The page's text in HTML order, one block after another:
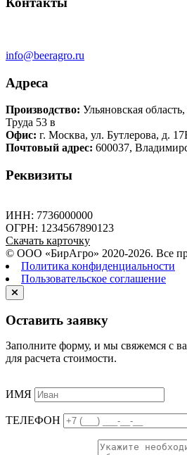
info@beeragro.ru
Адреса
Производство: Ульяновская
Труда 53 в
Офис: г. Москва, ул. Бутлерова, д.
Почтовый адрес: 600037,
Реквизиты
ИНН: 7736000000
ОГРН: 1234567890123
Скачать карточку
© ООО «БирАгро» 2020-2026. Все
Политика конфиденциальности
Пользовательское соглашение
Оставить заявку
Заполните форму, и мы свяжемся с
для расчета стоимости.
ИМЯ
ТЕЛЕФОН